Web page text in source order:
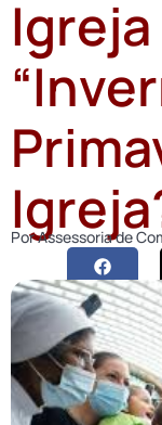
PorAssessoria de